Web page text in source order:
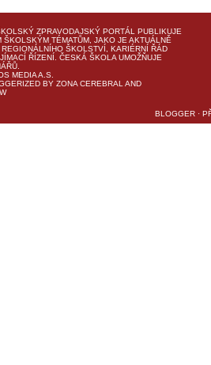
ZPRAVODAJSKÝ PORTÁL PUBLIKUJE
TÉMATŮM, JAKO JE AKTUÁLNĚ
ŠKOLSTVÍ, KARIÉRNÍ ŘÁD
ŘÍZENÍ. ČESKÁ ŠKOLA UMOŽŇUJE
MEDIA A.S.
BY ZONA CEREBRAL AND
BLOGGER ·